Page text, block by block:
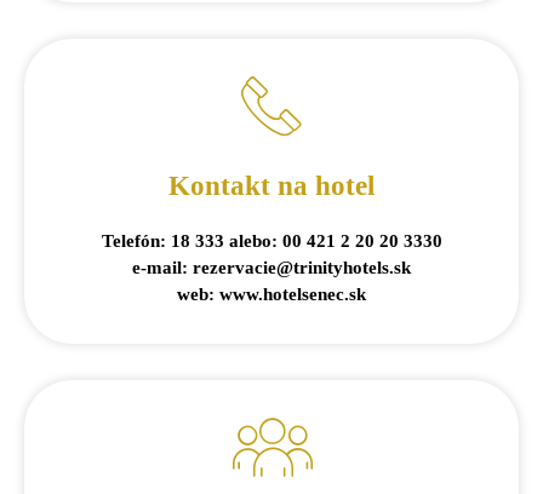
Kontakt na hotel
Telefón: 18 333 alebo: 00 421 2 20 20 3330
e-mail: rezervacie@trinityhotels.sk
web: www.hotelsenec.sk